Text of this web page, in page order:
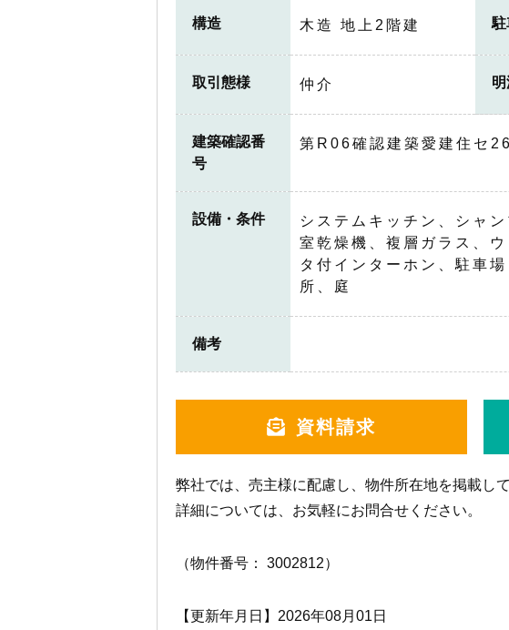
構造 木造 地上2階建 駐
取引態様 仲介
建築確認番
号
第R06確認建築愛建住セ
設備・条件
システムキッチン、シャ
室乾燥機、複層ガラス、
タ付インターホン、駐車
所、庭
備考
資料請求
弊社では、売主様に配慮し、物件所在地を掲載し
詳細については、お気軽にお問合せください。
（物件番号： 3002812）
【更新年月日】2026年08月01日